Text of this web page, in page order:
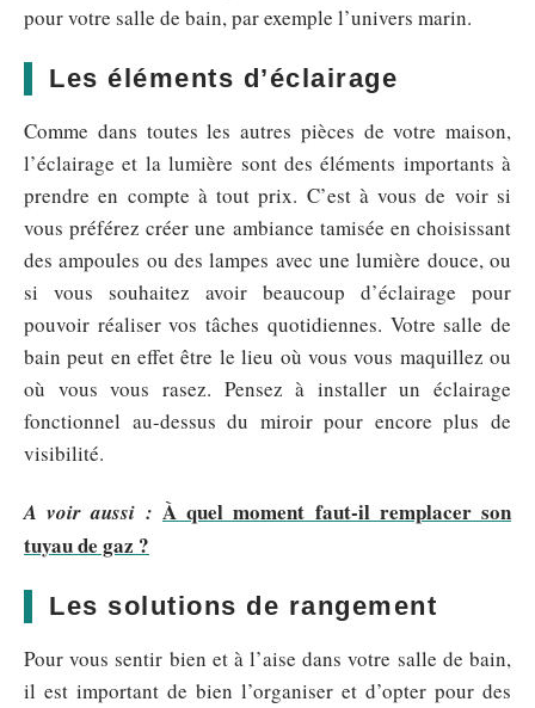
pour votre salle de bain, par exemple l’univers marin.
Les éléments d’éclairage
Comme dans toutes les autres pièces de votre maison,
l’éclairage et la lumière sont des éléments importants à
prendre en compte à tout prix. C’est à vous de voir si
vous préférez créer une ambiance tamisée en choisissant
des ampoules ou des lampes avec une lumière douce, ou
si vous souhaitez avoir beaucoup d’éclairage pour
pouvoir réaliser vos tâches quotidiennes. Votre salle de
bain peut en effet être le lieu où vous vous maquillez ou
où vous vous rasez. Pensez à installer un éclairage
fonctionnel au-dessus du miroir pour encore plus de
visibilité.
A voir aussi : À quel moment faut-il remplacer son
tuyau de gaz ?
Les solutions de rangement
Pour vous sentir bien et à l’aise dans votre salle de bain,
il est important de bien l’organiser et d’opter pour des